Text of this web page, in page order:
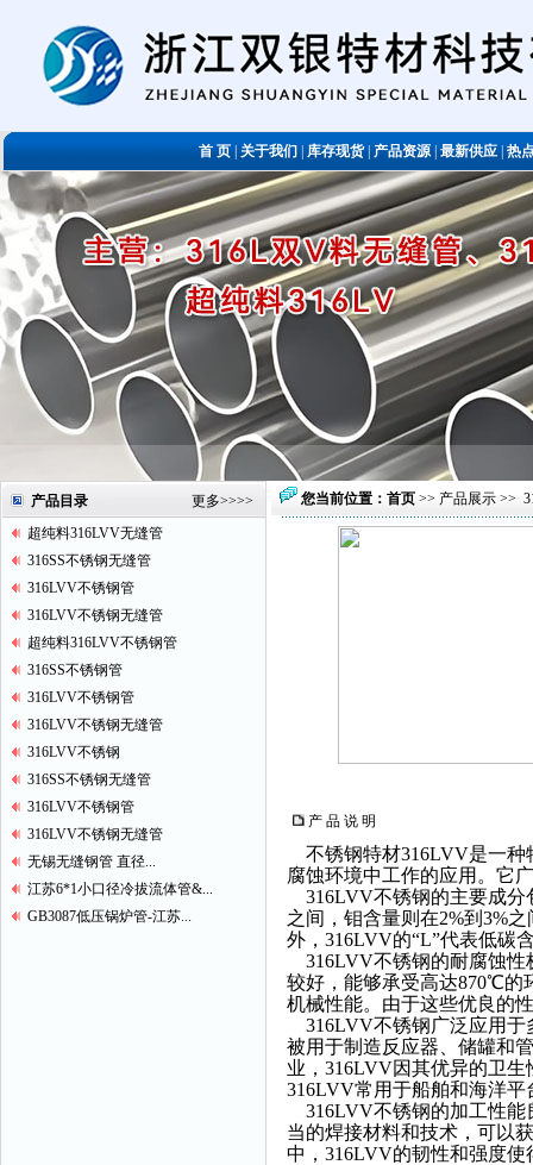
首 页关于我们库存现货|产品资源|最新供应|热
产品目录 更多>>>>
超纯料316LVV无缝管
316SS不锈钢无缝管
316LVV不锈钢管
316LVV不锈钢无缝管
超纯料316LVV不锈钢管
316SS不锈钢管
316LVV不锈钢管
316LVV不锈钢无缝管
316LVV不锈钢
316SS不锈钢无缝管
316LVV不锈钢管
316LVV不锈钢无缝管
无锡无缝钢管 直径...
江苏6*1小口径冷拔流体管&...
GB3087低压锅炉管-江苏...
您当前位置： 首页 >> 产品展示 >>
产 品 说 明
不锈钢特材316LVV是一种
腐蚀环境中工作的应用。它
316LVV不锈钢的主要成分
之间，钼含量则在2%到3%
外，316LVV的“L”代表低碳
316LVV不锈钢的耐腐蚀性
较好，能够承受高达870℃的
机械性能。由于这些优良的
316LVV不锈钢广泛应用于
被用于制造反应器、储罐和
业，316LVV因其优异的卫
316LVV常用于船舶和海洋
316LVV不锈钢的加工性能
当的焊接材料和技术，可以
中，316LVV的韧性和强度